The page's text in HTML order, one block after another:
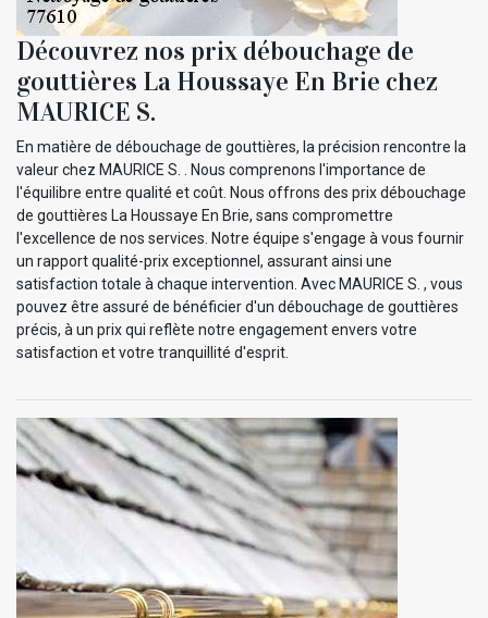
Découvrez nos prix débouchage de
gouttières La Houssaye En Brie chez
MAURICE S.
En matière de débouchage de gouttières, la précision rencontre la
valeur chez MAURICE S. . Nous comprenons l'importance de
l'équilibre entre qualité et coût. Nous offrons des prix débouchage
de gouttières La Houssaye En Brie, sans compromettre
l'excellence de nos services. Notre équipe s'engage à vous fournir
un rapport qualité-prix exceptionnel, assurant ainsi une
satisfaction totale à chaque intervention. Avec MAURICE S. , vous
pouvez être assuré de bénéficier d'un débouchage de gouttières
précis, à un prix qui reflète notre engagement envers votre
satisfaction et votre tranquillité d'esprit.